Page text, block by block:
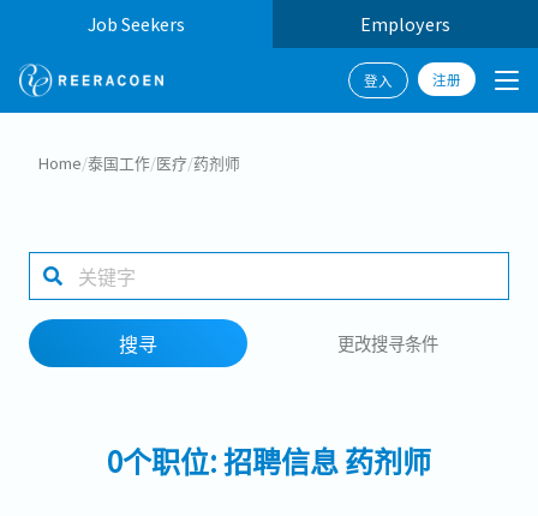
Job Seekers Employers
登入 注册
工作行业
工作地点
Home/泰国工作/医疗/药剂师
搜寻 更改搜寻条件
0个职位: 招聘信息 药剂师